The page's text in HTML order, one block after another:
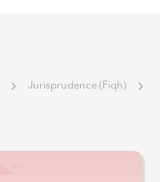
Jurisprudence (Fiqh)